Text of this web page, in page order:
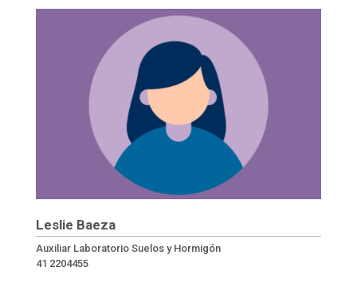
Leslie Baeza
Auxiliar Laboratorio Suelos y Hormigón
41 2204455